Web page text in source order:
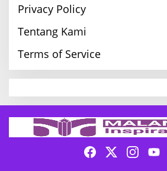
Privacy Policy
Tentang Kami
Terms of Service